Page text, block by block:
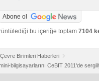
Abone ol
bu içeriğe toplam 7104
Çevre Birimleri Haberleri
bilgisayarlarını CeBIT 2011'de